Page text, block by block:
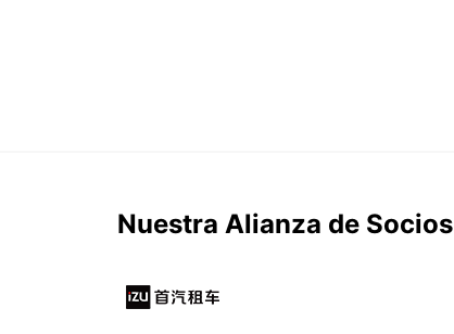
Nuestra Alianza de Socios